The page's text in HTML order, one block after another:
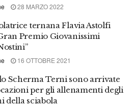
28 MARZO 2022
ternana Flavia Astolfi
Premio Giovanissimi
16 OTTOBRE 2021
Scherma Terni sono arrivate
per gli allenamenti degli
della sciabola